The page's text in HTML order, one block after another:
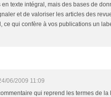
en texte intégral, mais des bases de
et de valoriser les articles des
ce qui confère à vos publications un
06/2009 11:09
qui reprend les termes de